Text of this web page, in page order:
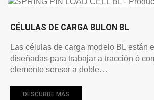
CÉLULAS DE CARGA BULON BL
Las células de carga modelo BL están
diseñadas para trabajar a tracción ó
elemento sensor a doble…
DESCUBRE MÁS